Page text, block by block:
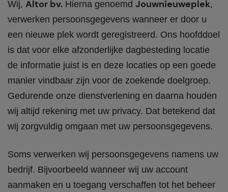
Wij, Altor bv. Hierna genoemd Jouwnieuweplek,
verwerken persoonsgegevens wanneer er door u
een nieuwe plek wordt geregistreerd. Ons hoofddoel
is dat voor elke afzonderlijke dagbesteding locatie
de informatie juist is en deze locaties op een goede
manier vindbaar zijn voor de zoekende doelgroep.
Gedurende onze dienstverlening en daarna houden
wij altijd rekening met uw privacy. Dat betekend dat
wij zorgvuldig omgaan met uw persoonsgegevens.
Soms verwerken wij persoonsgegevens namens uw
bedrijf. Bijvoorbeeld wanneer wij uw account
aanmaken en u toegang verschaffen tot het beheer